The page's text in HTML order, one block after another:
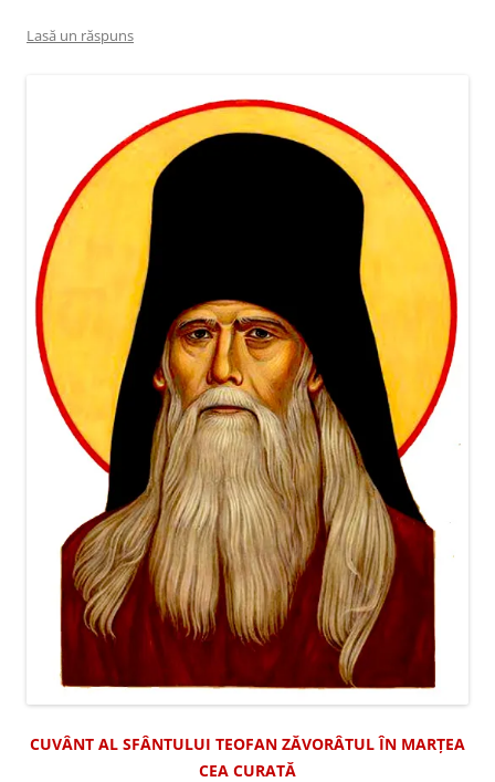
Lasă un răspuns
CUVÂNT AL SFÂNTULUI TEOFAN ZĂVORÂTUL ÎN MARȚEA
CEA CURATĂ